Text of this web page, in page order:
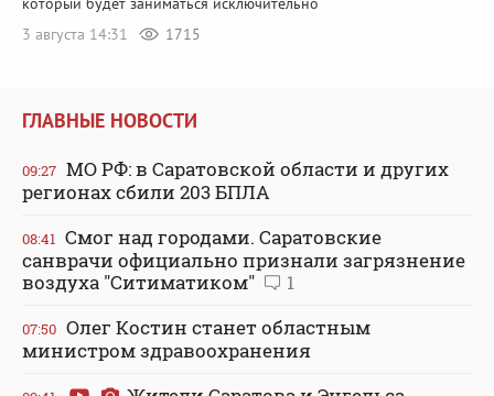
3 августа 14:31
1715
ГЛАВНЫЕ НОВОСТИ
09:27 МО РФ: в Саратовской области и других
регионах сбили 203 БПЛА
08:41 Смог над городами. Саратовские
санврачи официально признали загрязнение
воздуха "Ситиматиком"
1
07:50 Олег Костин станет областным
министром здравоохранения